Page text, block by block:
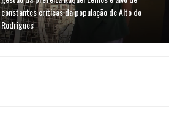
constantes críticas da população de Alto do
Rodrigues